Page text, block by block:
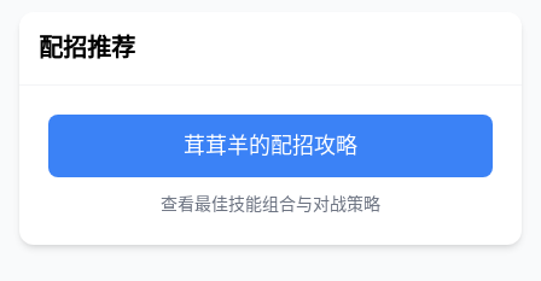
配招推荐
茸茸羊的配招攻略
查看最佳技能组合与对战策略